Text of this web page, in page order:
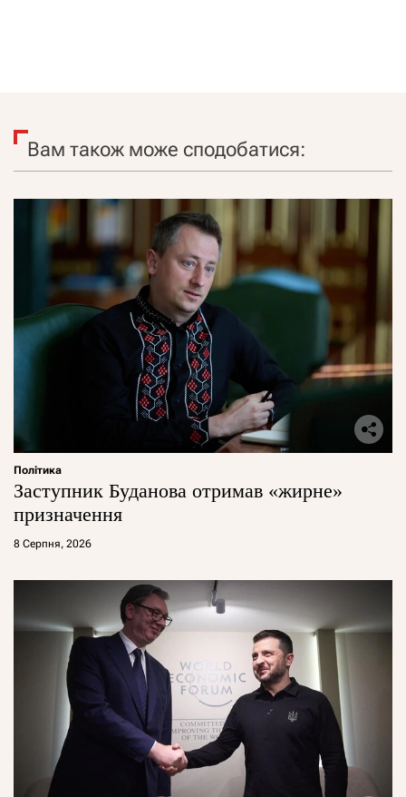
Вам також може сподобатися:
Політика
Заступник Буданова отримав «жирне»
призначення
8 Серпня, 2026